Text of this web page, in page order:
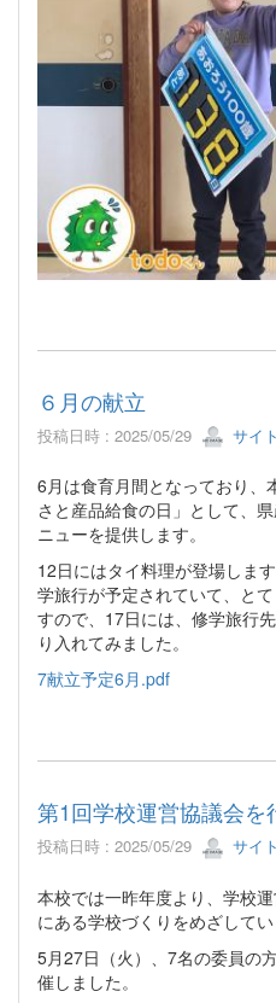
６月の献立
投稿日時 : 2025/05/29 サイ
6月は食育月間となっており、
さと産品給食の日」として、
ニューを提供します。
12日にはタイ料理が登場しま
学旅行が予定されていて、と
すので、17日には、修学旅行
り入れてみました。
7献立予定6月.pdf
第1回学校運営協議会を
投稿日時 : 2025/05/29 サイ
本校では一昨年度より、学校
にある学校づくりをめざしてい
5月27日（火）、7名の委員の
催しました。